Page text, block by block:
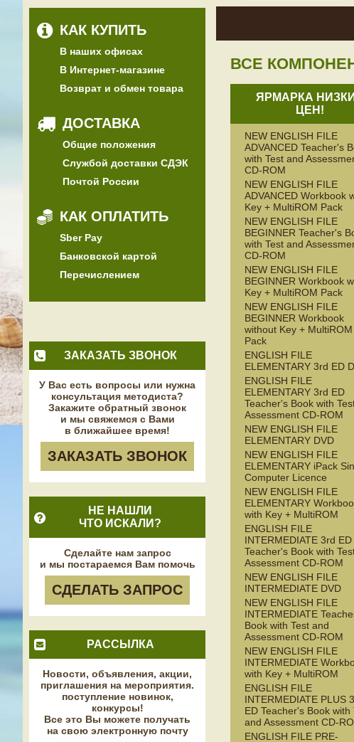
КАК КУПИТЬ
В наших офисах
В Интернет-магазине
Возврат и обмен товара
ДОСТАВКА
Общие положения
Службой доставки СДЭК
Почтой России
КАК ОПЛАТИТЬ
Sber Pay
Банковской картой
Перечислением
ЗАКАЗАТЬ ЗВОНОК
У Вас есть вопросы или нужна
консультация методиста?
Закажите обратный звонок
и мы свяжемся с Вами
в ближайшее время!
ЗАКАЗАТЬ ЗВОНОК
НЕ НАШЛИ
ЧТО ИСКАЛИ?
Сделайте нам запрос
и мы постараемся Вам помочь
СДЕЛАТЬ ЗАПРОС
РАССЫЛКА
Новости, объявления, акции,
приглашения на мероприятия.
поступление новинок,
конкурсы!
Все это Вы можете получать
на свою электронную почту
ВСЕ
ЯРМАРКА
ЦЕН!
NEW ENGLISH FILE
ADVANCED Teacher's
with Test and
CD-ROM
NEW ENGLISH FILE
ADVANCED Workbook
Key + MultiROM Pack
NEW ENGLISH FILE
BEGINNER Teacher's
with Test and
CD-ROM
NEW ENGLISH FILE
BEGINNER Workbook
Key + MultiROM Pack
NEW ENGLISH FILE
BEGINNER Workbook
without Key + MultiROM
Pack
ENGLISH FILE
ELEMENTARY 3rd ED
ENGLISH FILE
ELEMENTARY 3rd ED
Teacher's Book with
Assessment CD-ROM
NEW ENGLISH FILE
ELEMENTARY DVD
NEW ENGLISH FILE
ELEMENTARY iPack
Computer Licence
NEW ENGLISH FILE
ELEMENTARY
with Key + MultiROM
ENGLISH FILE
INTERMEDIATE 3rd ED
Teacher's Book with
Assessment CD-ROM
NEW ENGLISH FILE
INTERMEDIATE DVD
NEW ENGLISH FILE
INTERMEDIATE
Book with Test and
Assessment CD-ROM
NEW ENGLISH FILE
INTERMEDIATE
with Key + MultiROM
ENGLISH FILE
INTERMEDIATE PLUS
ED Teacher's Book with
and Assessment CD-
ENGLISH FILE PRE-